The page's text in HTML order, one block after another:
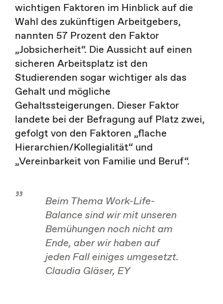
wichtigen Faktoren im Hinblick auf die
Wahl des zukünftigen Arbeitgebers,
nannten 57 Prozent den Faktor
„Jobsicherheit“. Die Aussicht auf einen
sicheren Arbeitsplatz ist den
Studierenden sogar wichtiger als das
Gehalt und mögliche
Gehaltssteigerungen. Dieser Faktor
landete bei der Befragung auf Platz zwei,
gefolgt von den Faktoren „flache
Hierarchien/Kollegialität“ und
„Vereinbarkeit von Familie und Beruf“.
Beim Thema Work-Life-
Balance sind wir mit unseren
Bemühungen noch nicht am
Ende, aber wir haben auf
jeden Fall einiges umgesetzt.
Claudia Gläser, EY